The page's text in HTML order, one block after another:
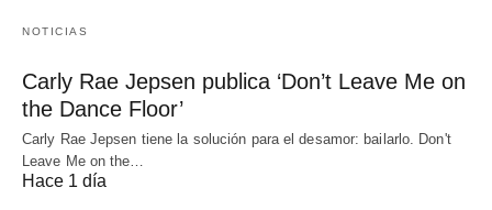
NOTICIAS
Carly Rae Jepsen publica ‘Don’t Leave Me on
the Dance Floor’
Carly Rae Jepsen tiene la solución para el desamor: bailarlo. Don't
Leave Me on the…
Hace 1 día